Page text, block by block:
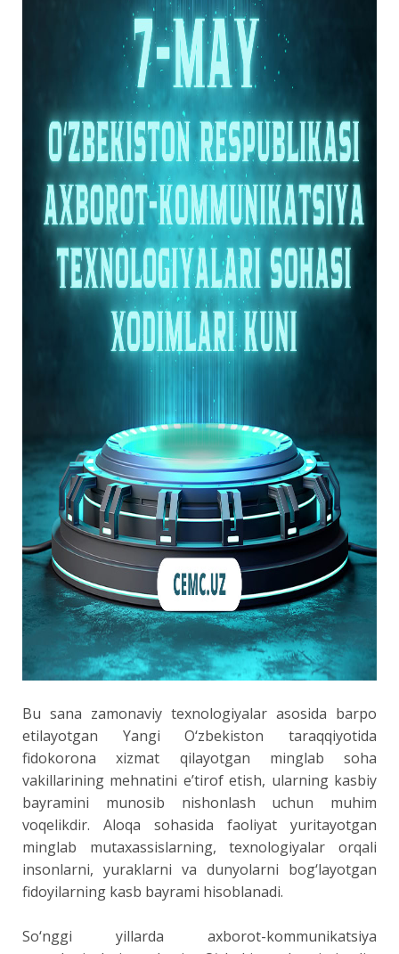
Bu sana zamonaviy texnologiyalar asosida barpo
etilayotgan Yangi O‘zbekiston taraqqiyotida
fidokorona xizmat qilayotgan minglab soha
vakillarining mehnatini e’tirof etish, ularning kasbiy
bayramini munosib nishonlash uchun muhim
voqelikdir. Aloqa sohasida faoliyat yuritayotgan
minglab mutaxassislarning, texnologiyalar orqali
insonlarni, yuraklarni va dunyolarni bog‘layotgan
fidoyilarning kasb bayrami hisoblanadi.
So‘nggi yillarda axborot-kommunikatsiya